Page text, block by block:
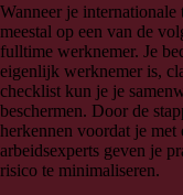
Wanneer je internationale
meestal op een van de
fulltime werknemer. Je
eigenlijk werknemer is,
checklist kun je je
beschermen. Door de
herkennen voordat je met
arbeidsexperts geven je
risico te minimaliseren.